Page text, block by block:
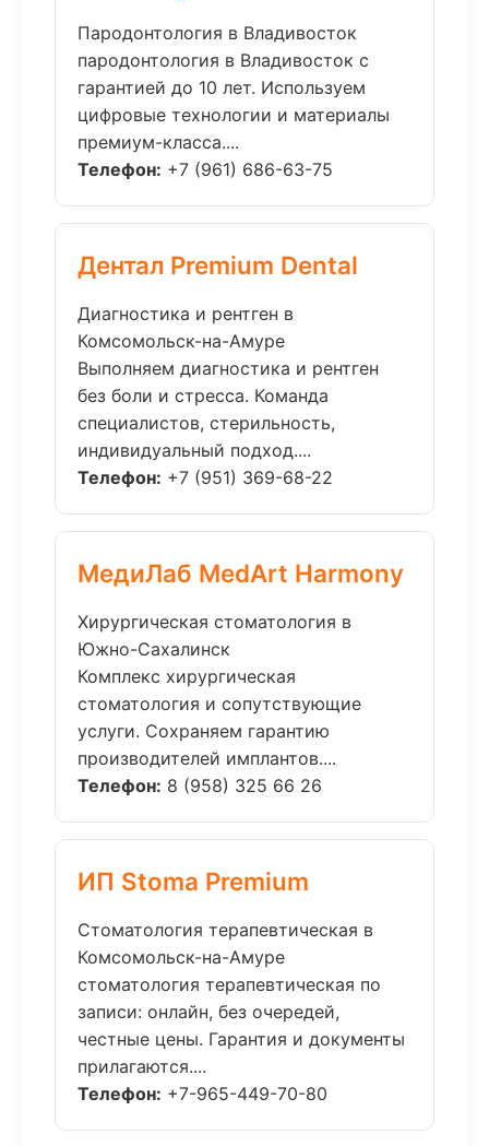
Пародонтология в Владивосток
пародонтология в Владивосток с
гарантией до 10 лет. Используем
цифровые технологии и материалы
премиум-класса....
Телефон: +7 (961) 686-63-75
Дентал Premium Dental
Диагностика и рентген в
Комсомольск-на-Амуре
Выполняем диагностика и рентген
без боли и стресса. Команда
специалистов, стерильность,
индивидуальный подход....
Телефон: +7 (951) 369-68-22
МедиЛаб MedArt Harmony
Хирургическая стоматология в
Южно-Сахалинск
Комплекс хирургическая
стоматология и сопутствующие
услуги. Сохраняем гарантию
производителей имплантов....
Телефон: 8 (958) 325 66 26
ИП Stoma Premium
Стоматология терапевтическая в
Комсомольск-на-Амуре
стоматология терапевтическая по
записи: онлайн, без очередей,
честные цены. Гарантия и документы
прилагаются....
Телефон: +7-965-449-70-80